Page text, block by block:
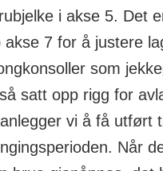
i akse 5. Det
akse 7 for å justere
som
satt opp rigg for
vi å få utført
Når